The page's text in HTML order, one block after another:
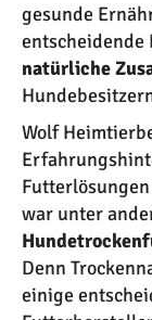
gesunde
entscheidende
natürliche
Wolf
war unter
Denn
einige